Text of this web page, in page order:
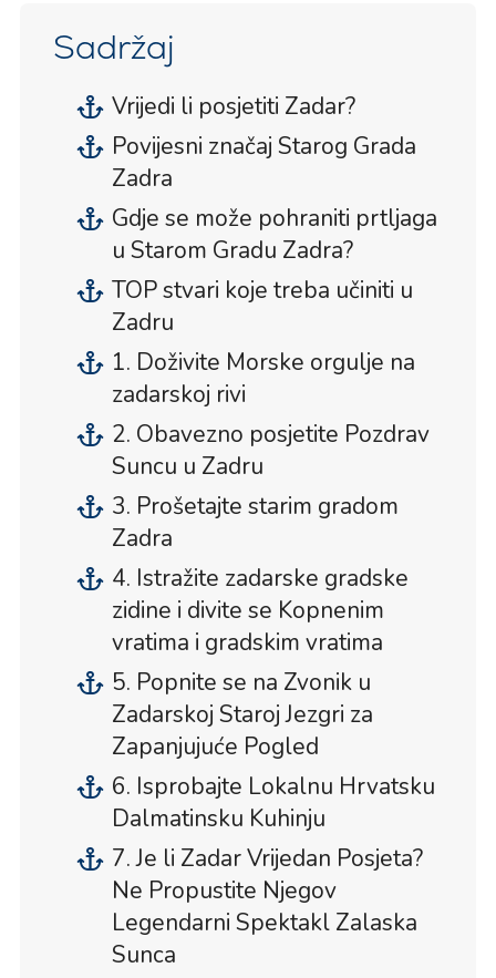
Sadržaj
Vrijedi li posjetiti Zadar?
Povijesni značaj Starog Grada
Zadra
Gdje se može pohraniti prtljaga
u Starom Gradu Zadra?
TOP stvari koje treba učiniti u
Zadru
1. Doživite Morske orgulje na
zadarskoj rivi
2. Obavezno posjetite Pozdrav
Suncu u Zadru
3. Prošetajte starim gradom
Zadra
4. Istražite zadarske gradske
zidine i divite se Kopnenim
vratima i gradskim vratima
5. Popnite se na Zvonik u
Zadarskoj Staroj Jezgri za
Zapanjujuće Pogled
6. Isprobajte Lokalnu Hrvatsku
Dalmatinsku Kuhinju
7. Je li Zadar Vrijedan Posjeta?
Ne Propustite Njegov
Legendarni Spektakl Zalaska
Sunca